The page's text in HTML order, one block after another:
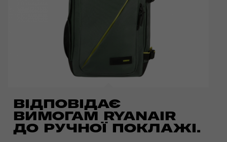
ВІДПОВІДАЄ
ВИМОГАМ RYANAIR
ДО РУЧНОЇ ПОКЛАЖІ.